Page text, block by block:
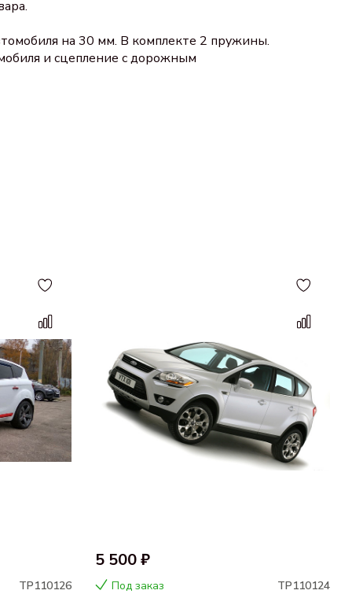
на 30 мм. В комплекте 2 пружины.
и сцепление с дорожным
ТР110126
5 500 ₽
Под заказ ТР110124